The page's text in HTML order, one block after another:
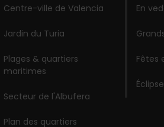
Centre-ville de Valencia
Jardin du Turia
Plages & quartiers
maritimes
Secteur de l'Albufera
Plan des quartiers
En
Fêtes